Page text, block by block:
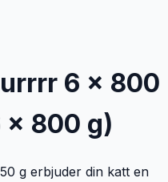
6 x 800
x 800 g)
g erbjuder din katt en